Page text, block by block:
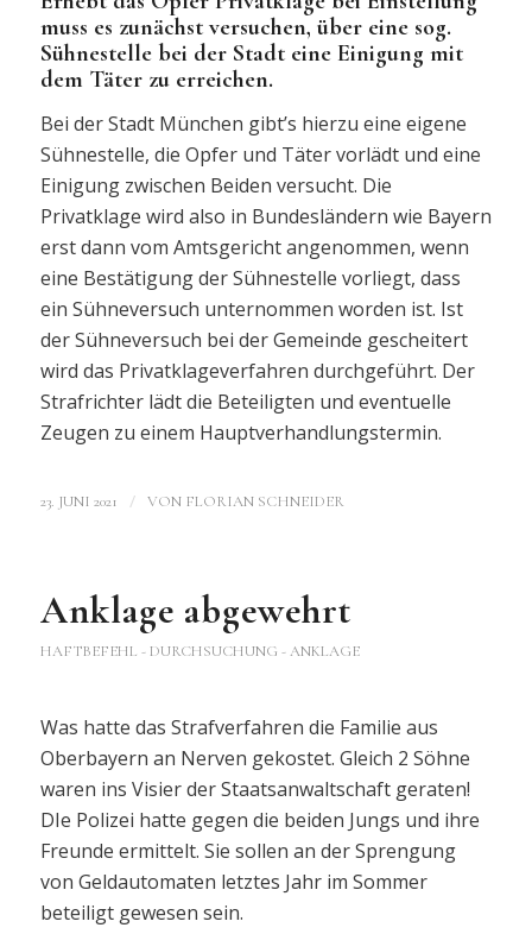
muss es zunächst versuchen, über eine sog.
Sühnestelle bei der Stadt eine Einigung mit
dem Täter zu erreichen.
Bei der Stadt München gibt’s hierzu eine eigene
Sühnestelle, die Opfer und Täter vorlädt und eine
Einigung zwischen Beiden versucht. Die
Privatklage wird also in Bundesländern wie Bayern
erst dann vom Amtsgericht angenommen, wenn
eine Bestätigung der Sühnestelle vorliegt, dass
ein Sühneversuch unternommen worden ist. Ist
der Sühneversuch bei der Gemeinde gescheitert
wird das Privatklageverfahren durchgeführt. Der
Strafrichter lädt die Beteiligten und eventuelle
Zeugen zu einem Hauptverhandlungstermin.
23. JUNI 2021 / VON FLORIAN SCHNEIDER
Anklage abgewehrt
HAFTBEFEHL - DURCHSUCHUNG - ANKLAGE
Was hatte das Strafverfahren die Familie aus
Oberbayern an Nerven gekostet. Gleich 2 Söhne
waren ins Visier der Staatsanwaltschaft geraten!
DIe Polizei hatte gegen die beiden Jungs und ihre
Freunde ermittelt. Sie sollen an der Sprengung
von Geldautomaten letztes Jahr im Sommer
beteiligt gewesen sein.